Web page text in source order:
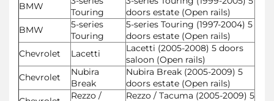
BMW
Touring
doors estate (Open rails)
BMW
5-series
Touring
5-series Touring (1997-2004) 5
doors estate (Open rails)
Chevrolet
Lacetti
Lacetti (2005-2008) 5 doors
saloon (Open rails)
Chevrolet
Nubira
Break
Nubira Break (2005-2009) 5
doors estate (Open rails)
Rezzo /
Rezzo / Tacuma (2005-2009) 5